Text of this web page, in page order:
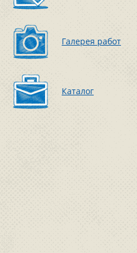
Галерея работ
Каталог